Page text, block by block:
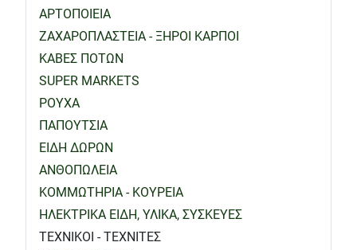
ΑΡΤΟΠΟΙΕΙΑ
ΖΑΧΑΡΟΠΛΑΣΤΕΙΑ - ΞΗΡΟΙ ΚΑΡΠΟΙ
ΚΑΒΕΣ ΠΟΤΩΝ
SUPER MARKETS
ΡΟΥΧΑ
ΠΑΠΟΥΤΣΙΑ
ΕΙΔΗ ΔΩΡΩΝ
ΑΝΘΟΠΩΛΕΙΑ
ΚΟΜΜΩΤΗΡΙΑ - ΚΟΥΡΕΙΑ
ΗΛΕΚΤΡΙΚΑ ΕΙΔΗ, ΥΛΙΚΑ, ΣΥΣΚΕΥΕΣ
ΤΕΧΝΙΚΟΙ - ΤΕΧΝΙΤΕΣ